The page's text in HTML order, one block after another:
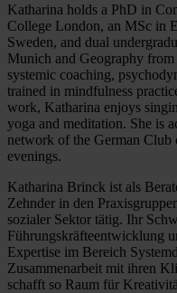
Katharina holds a PhD in
College London, an MSc in
Sweden, and dual
Munich and Geography
systemic coaching,
trained in mindfulness
work, Katharina enjoys
yoga and meditation. She is
network of the German Club
evenings.
Katharina Brinck ist als
Zehnder in den
sozialer Sektor tätig. Ihr
Führungskräfteentwicklung
Expertise im Bereich
Zusammenarbeit mit ihren
schafft so Raum für